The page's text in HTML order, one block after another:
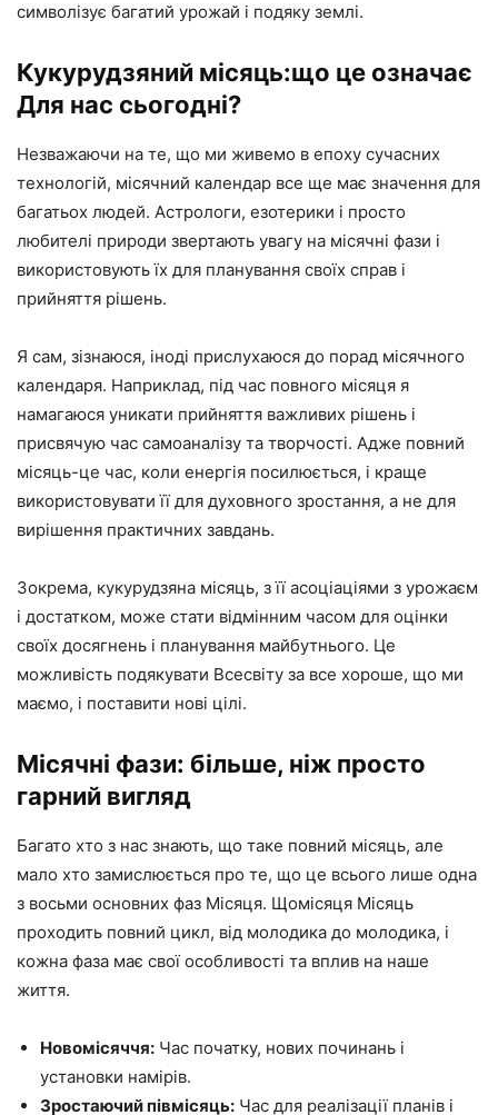
символізує багатий урожай і подяку землі.
Кукурудзяний місяць:що це означає
Для нас сьогодні?
Незважаючи на те, що ми живемо в епоху сучасних
технологій, місячний календар все ще має значення для
багатьох людей. Астрологи, езотерики і просто
любителі природи звертають увагу на місячні фази і
використовують їх для планування своїх справ і
прийняття рішень.
Я сам, зізнаюся, іноді прислухаюся до порад місячного
календаря. Наприклад, під час повного місяця я
намагаюся уникати прийняття важливих рішень і
присвячую час самоаналізу та творчості. Адже повний
місяць-це час, коли енергія посилюється, і краще
використовувати її для духовного зростання, а не для
вирішення практичних завдань.
Зокрема, кукурудзяна місяць, з її асоціаціями з урожаєм
і достатком, може стати відмінним часом для оцінки
своїх досягнень і планування майбутнього. Це
можливість подякувати Всесвіту за все хороше, що ми
маємо, і поставити нові цілі.
Місячні фази: більше, ніж просто
гарний вигляд
Багато хто з нас знають, що таке повний місяць, але
мало хто замислюється про те, що це всього лише одна
з восьми основних фаз Місяця. Щомісяця Місяць
проходить повний цикл, від молодика до молодика, і
кожна фаза має свої особливості та вплив на наше
життя.
Новомісяччя: Час початку, нових починань і
установки намірів.
Зростаючий півмісяць: Час для реалізації планів і